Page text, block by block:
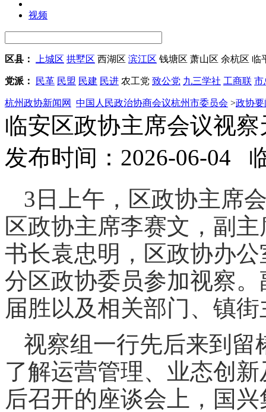
视频
区县： 上城区 拱墅区 西湖区 滨江区 钱塘区 萧山区 余杭区 临
党派： 民革 民盟 民建 民进 农工党 致公党 九三学社 工商联 市
杭州政协新闻网 中国人民政治协商会议杭州市委员会 >政协要
临安区政协主席会议视
发布时间：2026-06-04
3日上午，区政协主席
区政协主席李赛文，副
书长袁忠明，区政协办
分区政协委员参加视察
届胜以及相关部门、镇
视察组一行先后来到留
了解运营管理、业态创
后召开的座谈会上，国